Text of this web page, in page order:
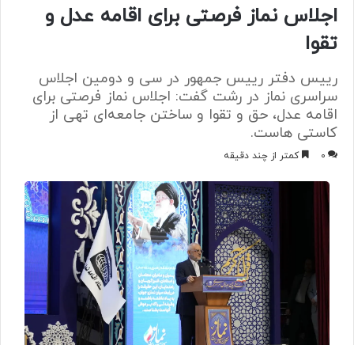
اجلاس نماز فرصتی برای اقامه عدل و
تقوا
رییس دفتر رییس جمهور در سی و دومین اجلاس
سراسری نماز در رشت گفت: اجلاس نماز فرصتی برای
اقامه عدل، حق و تقوا و ساختن جامعه‌ای تهی از
کاستی هاست.
0 کمتر از چند دقیقه